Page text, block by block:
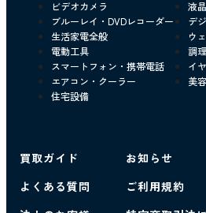
ビデオカメラ
液
ブルーレイ・DVDレコーダー
デ
生活家電全般
ウ
電動工具
調
スマートフォン・携帯電話
イ
エアコン・クーラー
美
住宅設備
買取ガイド
よくある質問
お知らせ
ご利用規約